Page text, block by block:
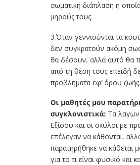
σωματική διάπλαση η
μηρούς τους.
3.Όταν γεννιούνται τα
δεν συγκρατούν ακόμη
θα δέσουν, αλλά αυτό θα
από τη θέση τους επειδή
προβλήματα εφ’ όρου ζωής.
Οι μαθητές μου
συγκλονιστικά: Τα
Εξίσου και οι σκύλοι με
επέλεγαν να κάθονται,
παρατηρήθηκε να κάθεται
για το τι είναι φυσικό